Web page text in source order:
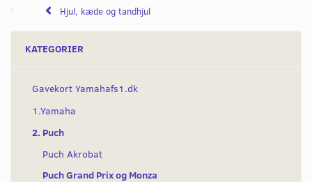
Hjul, kæde og tandhjul
KATEGORIER
Gavekort Yamahafs1.dk
1.Yamaha
2. Puch
Puch Akrobat
Puch Grand Prix og Monza